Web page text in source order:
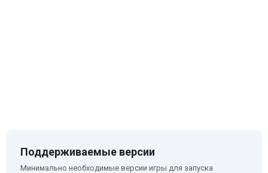
Поддерживаемые версии
Минимально необходимые версии игры для запуска